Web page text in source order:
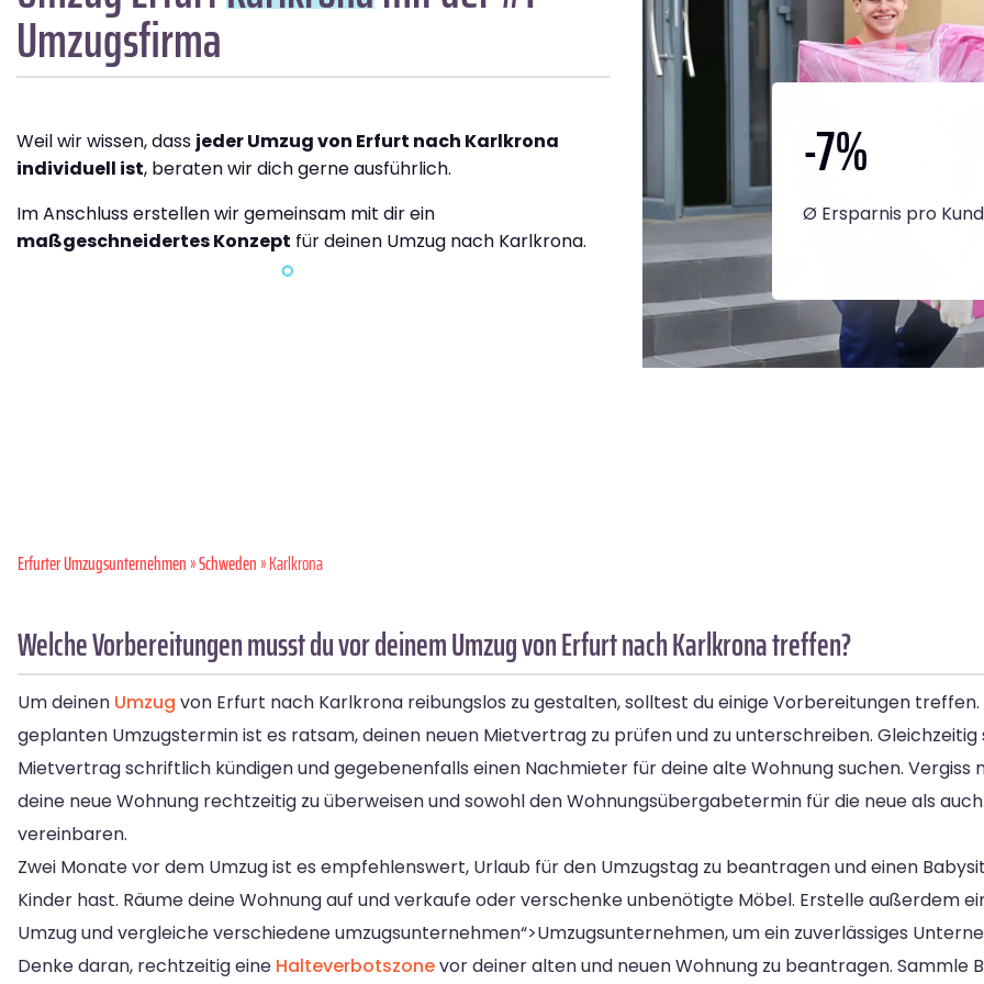
Umzugsfirma
Weil wir wissen, dass jeder Umzug von Erfurt nach Karlkrona
individuell ist, beraten wir dich gerne ausführlich.
Im Anschluss erstellen wir gemeinsam mit dir ein
maßgeschneidertes Konzept für deinen Umzug nach Karlkrona.
-7%
Ø Ersparnis pro
Erfurter Umzugsunternehmen»Schweden» Karlkrona
Welche Vorbereitungen musst du vor deinem Umzug von Erfurt nach Karlkrona treffen?
Um deinen Umzug von Erfurt nach Karlkrona reibungslos zu gestalten, solltest du einige Vorbereitungen
geplanten Umzugstermin ist es ratsam, deinen neuen Mietvertrag zu prüfen und zu unterschreiben.
Mietvertrag schriftlich kündigen und gegebenenfalls einen Nachmieter für deine alte Wohnung suchen. Vergiss
deine neue Wohnung rechtzeitig zu überweisen und sowohl den Wohnungsübergabetermin für die neue als
vereinbaren.
Zwei Monate vor dem Umzug ist es empfehlenswert, Urlaub für den Umzugstag zu beantragen und einen
Kinder hast. Räume deine Wohnung auf und verkaufe oder verschenke unbenötigte Möbel. Erstelle außerdem
Umzug und vergleiche verschiedene umzugsunternehmen“>Umzugsunternehmen, um ein zuverlässiges
Denke daran, rechtzeitig eine Halteverbotszonevor deiner alten und neuen Wohnung zu beantragen. Sammle